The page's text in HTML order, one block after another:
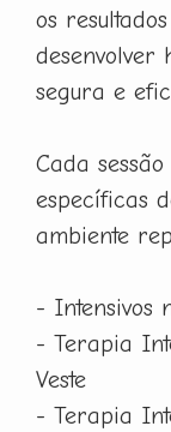
os
desenvolver
segura e
Cada
específicas
ambiente
- Intensivos
- Terapia
Veste
- Terapia